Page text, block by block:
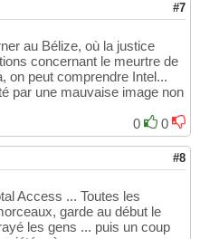
#7
au Bélize, où la justice
concernant le meurtre de
on peut comprendre Intel...
par une mauvaise image non
0
0
#8
Access ... Toutes les
garde au début le
les gens ... puis un coup